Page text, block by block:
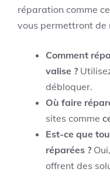
réparation comme
vous permettront de
Comment
valise ?
débloquer.
Où faire
sites comme
Est-ce que
réparées ?
offrent des